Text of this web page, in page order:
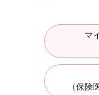
マ
（保険